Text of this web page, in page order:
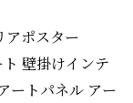
アポスター
壁掛けインテ
ートパネル アー